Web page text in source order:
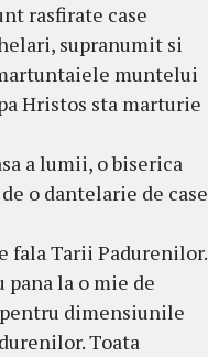
rasfirate case
supranumit si
muntelui
Hristos sta marturie
a lumii, o biserica
o dantelarie de case
fala Tarii Padurenilor.
la o mie de
pentru dimensiunile
Toata